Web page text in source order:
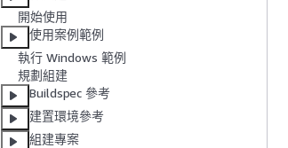
開始使用
使用案例範例
執行 Windows 範例
規劃組建
Buildspec 參考
建置環境參考
組建專案